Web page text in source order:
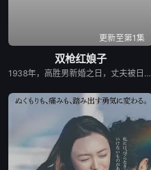
更新至第1集
双枪红娘子
1938年，高胜男新婚之日，丈夫被日军残害，父辈亦遭屠戮。她举枪聚义，屡袭敌寇威震四方，后得八路军指点决心投身革命。日军欲诱杀高胜男，她孤身赴战舍命换乡亲周全。千钧一发间，八路军突袭而至全歼敌寇，高胜男血染沙场，生死未卜……